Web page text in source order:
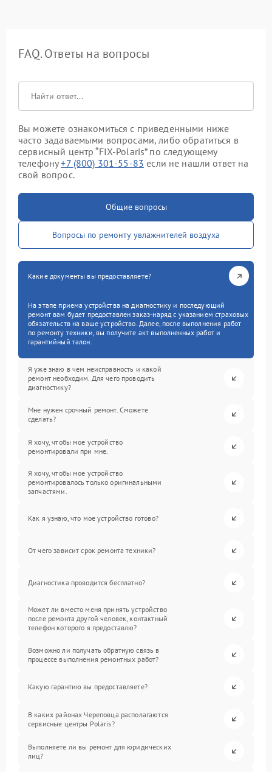
FAQ. Ответы на вопросы
Вы можете ознакомиться с приведенными ниже
часто задаваемыми вопросами, либо обратиться в
сервисный центр “FIX-Polaris” по следующему
телефону+7 (800) 301-55-83 если не нашли ответ на
свой вопрос.
Общие вопросы
Вопросы по ремонту увлажнителей воздуха
Какие документы вы предоставляете?
На этапе приема устройства на диагностику и последующий
ремонт вам будет предоставлен заказ-наряд с указанием страховых
обязательств на ваше устройство. Далее, после выполнения работ
по ремонту техники, вы получите акт выполненных работ и
гарантийный талон.
Я уже знаю в чем неисправность и какой
ремонт необходим. Для чего проводить
диагностику?
Мне нужен срочный ремонт. Сможете
сделать?
Я хочу, чтобы мое устройство
ремонтировали при мне.
Я хочу, чтобы мое устройство
ремонтировалось только оригинальными
запчастями.
Как я узнаю, что мое устройство готово?
От чего зависит срок ремонта техники?
Диагностика проводится бесплатно?
Может ли вместо меня принять устройство
после ремонта другой человек, контактный
телефон которого я предоставлю?
Возможно ли получать обратную связь в
процессе выполнения ремонтных работ?
Какую гарантию вы предоставляете?
В каких районах Череповца располагаются
сервисные центры Polaris?
Выполняете ли вы ремонт для юридических
лиц?